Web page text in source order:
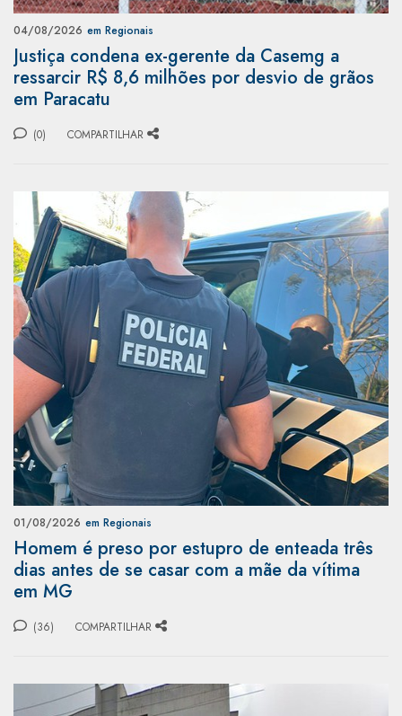
04/08/2026 em Regionais
Justiça condena ex-gerente da Casemg a
ressarcir R$ 8,6 milhões por desvio de grãos
em Paracatu
(0) COMPARTILHAR
01/08/2026 em Regionais
Homem é preso por estupro de enteada três
dias antes de se casar com a mãe da vítima
em MG
(36) COMPARTILHAR